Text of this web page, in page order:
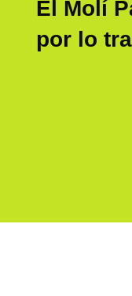
El Molí
por lo